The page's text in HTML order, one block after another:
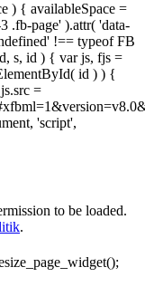
) { availableSpace =
.fb-page' ).attr( 'data-
!== typeof FB
s, id ) { var js, fjs =
id ) ) {
=
'script',
to be loaded.
.